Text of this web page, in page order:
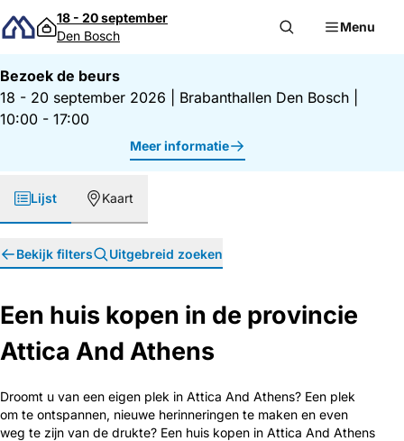
Direct naar inhoud
18 - 20 september
Den Bosch
Menu
Bezoek de beurs
18 - 20 september 2026
Brabanthallen Den Bosch
10:00 - 17:00
Meer informatie
Lijst Kaart
Bekijk filters Uitgebreid zoeken
Een huis kopen in de provincie
Attica And Athens
Droomt u van een eigen plek in Attica And Athens? Een plek
om te ontspannen, nieuwe herinneringen te maken en even
weg te zijn van de drukte? Een huis kopen in Attica And Athens